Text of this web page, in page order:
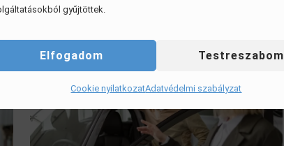
gyűjtöttek.
Elfogadom Testreszabom
Cookie nyilatkozatAdatvédelmi szabályzat